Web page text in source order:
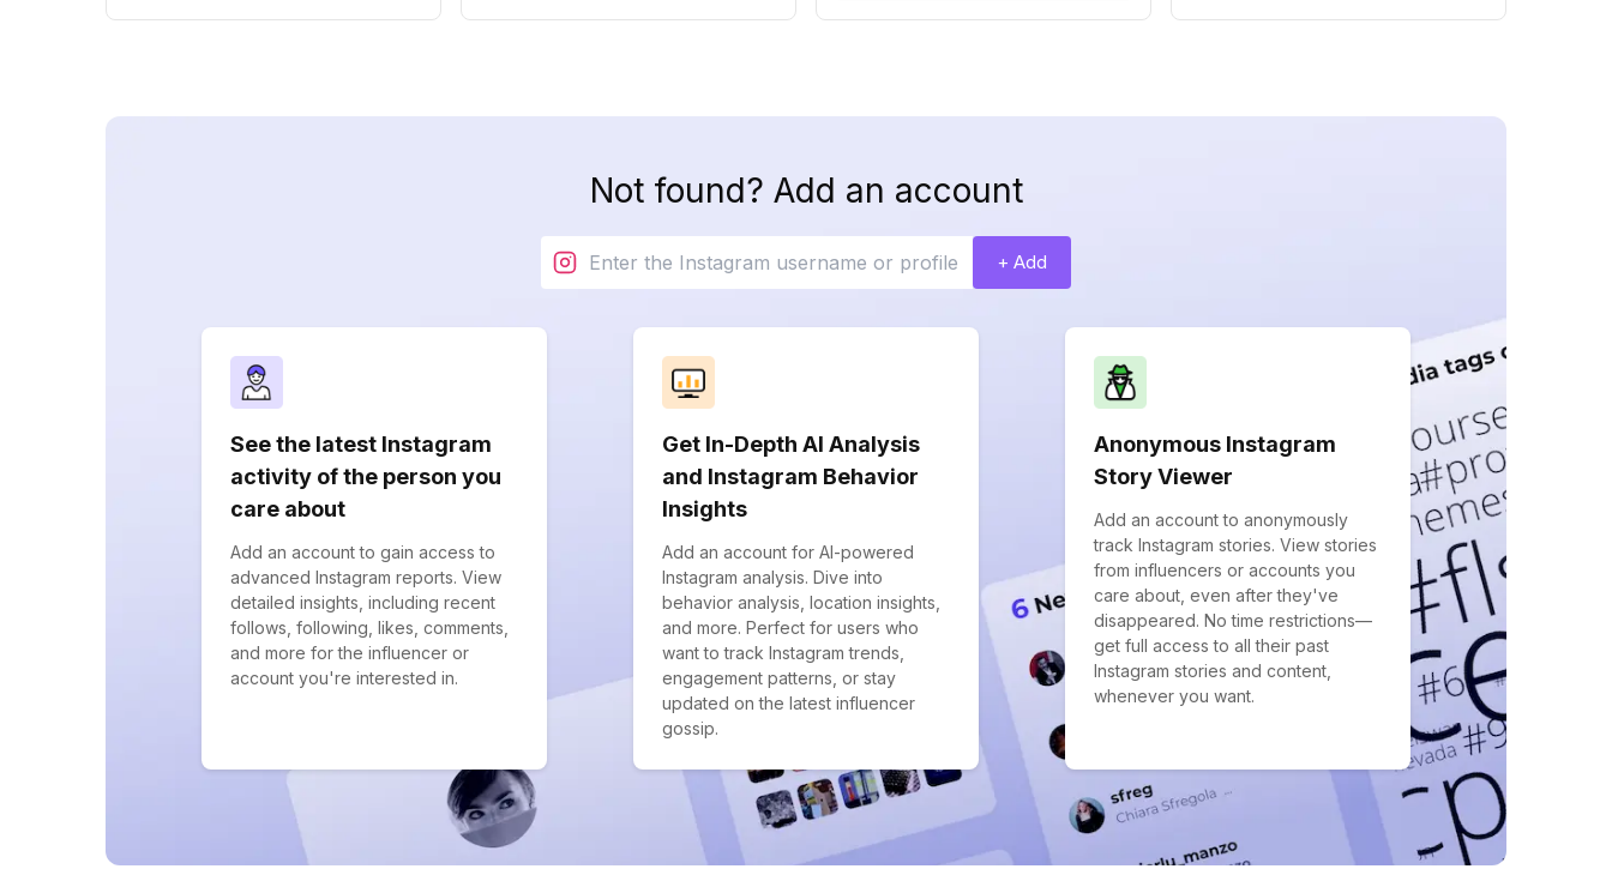
Not found? Add an account
+ Add
See the latest Instagram
activity of the person you
care about
Add an account to gain access to
advanced Instagram reports. View
detailed insights, including recent
follows, following, likes, comments,
and more for the influencer or
account you're interested in.
Get In-Depth AI Analysis
and Instagram Behavior
Insights
Add an account for AI-powered
Instagram analysis. Dive into
behavior analysis, location insights,
and more. Perfect for users who
want to track Instagram trends,
engagement patterns, or stay
updated on the latest influencer
gossip.
Anonymous Instagram
Story Viewer
Add an account to anonymously
track Instagram stories. View stories
from influencers or accounts you
care about, even after they've
disappeared. No time restrictions—
get full access to all their past
Instagram stories and content,
whenever you want.